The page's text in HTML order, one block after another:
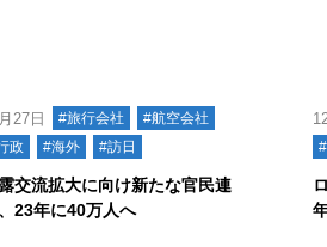
27日 #旅行会社
#航空会社
政
#海外 #訪日
交流拡大に向け新たな官民連
23年に40万人へ